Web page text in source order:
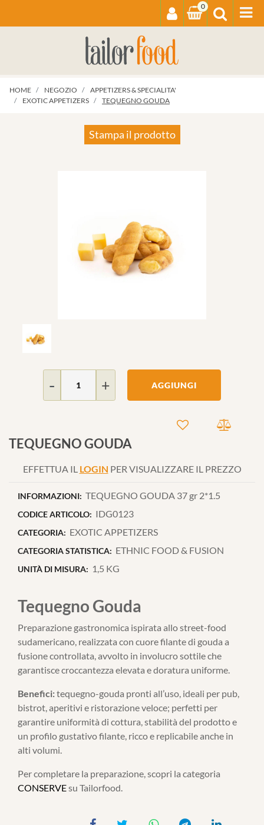
0
HOME NEGOZIO
APPETIZERS & SPECIALITA'
EXOTIC APPETIZERS
TEQUEGNO GOUDA
Stampa il prodotto
AGGIUNGI
TEQUEGNO GOUDA
EFFETTUA IL LOGIN PER VISUALIZZARE IL PREZZO
INFORMAZIONI: TEQUEGNO GOUDA 37 gr 2*1.5
CODICE ARTICOLO: IDG0123
CATEGORIA: EXOTIC APPETIZERS
CATEGORIA STATISTICA: ETHNIC FOOD & FUSION
UNITÀ DI MISURA: 1,5 KG
Tequegno Gouda
Preparazione gastronomica ispirata allo street-food
sudamericano, realizzata con cuore filante di gouda a
fusione controllata, avvolto in involucro sottile che
garantisce croccantezza elevata e doratura uniforme.
Benefici:tequegno-gouda pronti all’uso, ideali per pub,
bistrot, aperitivi e ristorazione veloce; perfetti per
garantire uniformità di cottura, stabilità del prodotto e
un profilo gustativo filante, ricco e replicabile anche in
alti volumi.
Per completare la preparazione, scopri la categoria
CONSERVEsu Tailorfood.